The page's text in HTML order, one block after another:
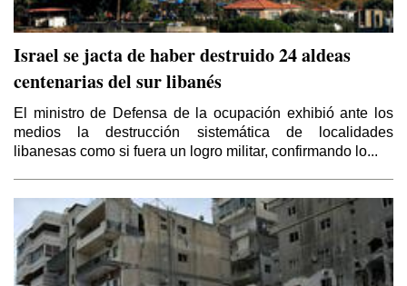
Israel se jacta de haber destruido 24 aldeas
centenarias del sur libanés
El ministro de Defensa de la ocupación exhibió ante los
medios la destrucción sistemática de localidades
libanesas como si fuera un logro militar, confirmando lo...